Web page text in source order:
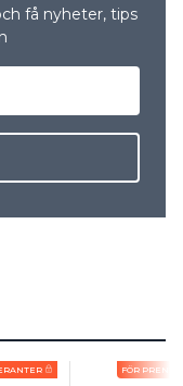
få nyheter, tips
FÖR